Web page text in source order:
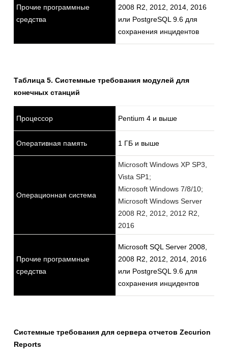
Прочие программные
средства
2008 R2, 2012, 2014, 2016
или PostgreSQL 9.6 для
сохранения инцидентов
Таблица 5. Системные требования модулей для
конечных станций
Процессор Pentium 4 и выше
Оперативная память 1 ГБ и выше
Операционная система
Microsoft Windows XP SP3,
Vista SP1;
Microsoft Windows 7/8/10;
Microsoft Windows Server
2008 R2, 2012, 2012 R2,
2016
Прочие программные
средства
Microsoft SQL Server 2008,
2008 R2, 2012, 2014, 2016
или PostgreSQL 9.6 для
сохранения инцидентов
Системные требования для сервера отчетов Zecurion
Reports